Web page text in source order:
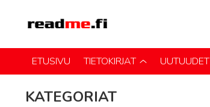
ETUSIVU TIETOKIRJAT UUTUUDET
KATEGORIAT